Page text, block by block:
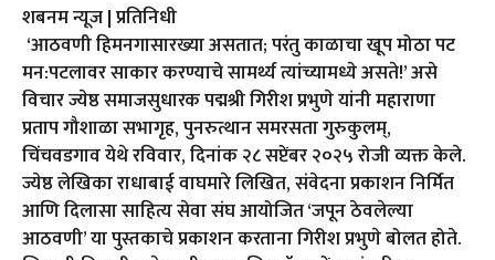
शबनम न्यूज | प्रतिनिधी
‘आठवणी हिमनगासारख्या असतात; परंतु काळाचा खूप मोठा पट
मन:पटलावर साकार करण्याचे सामर्थ्य त्यांच्यामध्ये असते!’ असे
विचार ज्येष्ठ समाजसुधारक पद्मश्री गिरीश प्रभुणे यांनी महाराणा
प्रताप गौशाळा सभागृह, पुनरुत्थान समरसता गुरुकुलम्,
चिंचवडगाव येथे रविवार, दिनांक २८ सप्टेंबर २०२५ रोजी व्यक्त केले.
ज्येष्ठ लेखिका राधाबाई वाघमारे लिखित, संवेदना प्रकाशन निर्मित
आणि दिलासा साहित्य सेवा संघ आयोजित ‘जपून ठेवलेल्या
आठवणी’ या पुस्तकाचे प्रकाशन करताना गिरीश प्रभुणे बोलत होते.